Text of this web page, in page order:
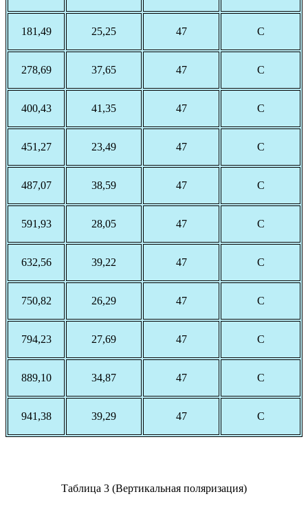
181,49 25,25 47 С
278,69 37,65 47 С
400,43 41,35 47 С
451,27 23,49 47 С
487,07 38,59 47 С
591,93 28,05 47 С
632,56 39,22 47 С
750,82 26,29 47 С
794,23 27,69 47 С
889,10 34,87 47 С
941,38 39,29 47 С
Таблица 3 (Вертикальная поляризация)